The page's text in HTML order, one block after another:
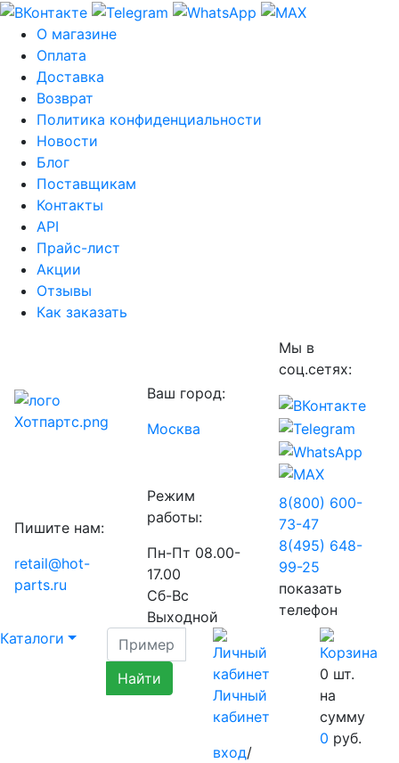
О магазине
Оплата
Доставка
Возврат
Политика конфиденциальности
Новости
Блог
Поставщикам
Контакты
API
Прайс-лист
Акции
Отзывы
Как заказать
Ваш город:
Москва
Мы в
соц.сетях:
Пишите нам:
retail@hot-
parts.ru
Режим
работы:
Пн-Пт 08.00-
17.00
Сб-Вс
Выходной
8(800) 600-
73-47
8(495) 648-
99-25
показать
телефон
Каталоги
Личный
кабинет
вход/
0 шт.
на
сумму
0 руб.